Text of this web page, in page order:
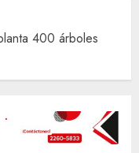
400 árboles